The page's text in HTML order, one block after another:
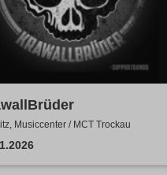
Musiccenter / MCT Trockau